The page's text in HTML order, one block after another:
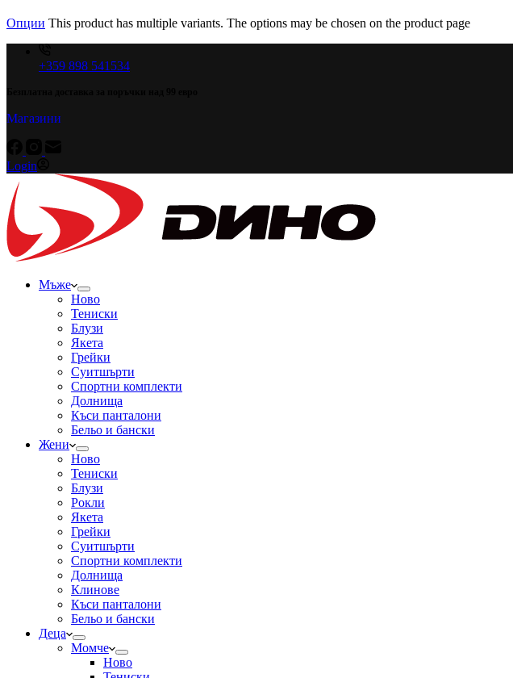
Опции This product has multiple variants. The options may be chosen on the product page
+359 898 541534
Магазини
Login
Мъже
Ново
Тениски
Блузи
Якета
Грейки
Суитшърти
Спортни комплекти
Долнища
Къси панталони
Бельо и бански
Жени
Ново
Тениски
Блузи
Рокли
Якета
Грейки
Суитшърти
Спортни комплекти
Долнища
Клинове
Къси панталони
Бельо и бански
Деца
Момче
Ново